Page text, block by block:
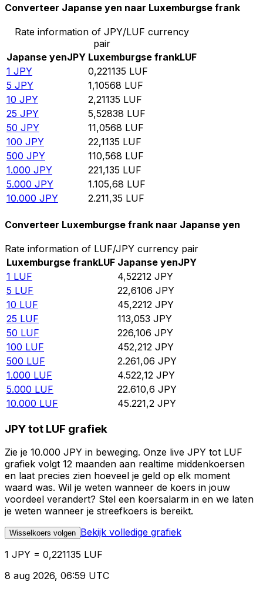
Converteer Japanse yen naar Luxemburgse frank
Rate information of JPY/LUF currency
pair
Japanse yenJPY Luxemburgse frankLUF
1 JPY 0,221135 LUF
5 JPY 1,10568 LUF
10 JPY 2,21135 LUF
25 JPY 5,52838 LUF
50 JPY 11,0568 LUF
100 JPY 22,1135 LUF
500 JPY 110,568 LUF
1.000 JPY 221,135 LUF
5.000 JPY 1.105,68 LUF
10.000 JPY 2.211,35 LUF
Converteer Luxemburgse frank naar Japanse yen
Rate information of LUF/JPY currency pair
Luxemburgse frankLUF Japanse yenJPY
1 LUF 4,52212 JPY
5 LUF 22,6106 JPY
10 LUF 45,2212 JPY
25 LUF 113,053 JPY
50 LUF 226,106 JPY
100 LUF 452,212 JPY
500 LUF 2.261,06 JPY
1.000 LUF 4.522,12 JPY
5.000 LUF 22.610,6 JPY
10.000 LUF 45.221,2 JPY
JPY tot LUF grafiek
Zie je 10.000 JPY in beweging. Onze live JPY tot LUF
grafiek volgt 12 maanden aan realtime middenkoersen
en laat precies zien hoeveel je geld op elk moment
waard was. Wil je weten wanneer de koers in jouw
voordeel verandert? Stel een koersalarm in en we laten
je weten wanneer je streefkoers is bereikt.
Wisselkoers volgen Bekijk volledige grafiek
1 JPY = 0,221135 LUF
8 aug 2026, 06:59 UTC